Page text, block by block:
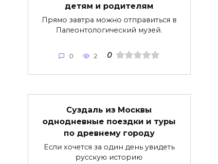
детям и родителям
Прямо завтра можно отправиться в
Палеонтологический музей.
0 2 0
Суздаль из Москвы
однодневные поездки и туры
по древнему городу
Если хочется за один день увидеть
русскую историю